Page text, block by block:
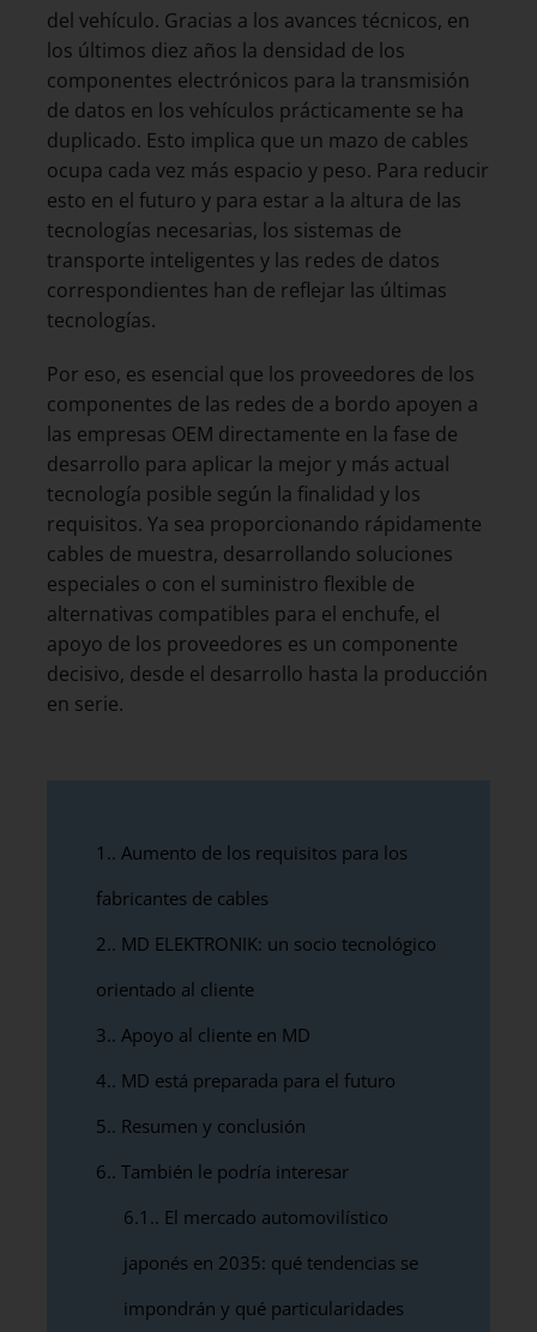
del vehículo. Gracias a los avances técnicos, en
los últimos diez años la densidad de los
componentes electrónicos para la transmisión
de datos en los vehículos prácticamente se ha
duplicado. Esto implica que un mazo de cables
ocupa cada vez más espacio y peso. Para reducir
esto en el futuro y para estar a la altura de las
tecnologías necesarias, los sistemas de
transporte inteligentes y las redes de datos
correspondientes han de reflejar las últimas
tecnologías.
Por eso, es esencial que los proveedores de los
componentes de las redes de a bordo apoyen a
las empresas OEM directamente en la fase de
desarrollo para aplicar la mejor y más actual
tecnología posible según la finalidad y los
requisitos. Ya sea proporcionando rápidamente
cables de muestra, desarrollando soluciones
especiales o con el suministro flexible de
alternativas compatibles para el enchufe, el
apoyo de los proveedores es un componente
decisivo, desde el desarrollo hasta la producción
en serie.
1. Aumento de los requisitos para los
fabricantes de cables
2. MD ELEKTRONIK: un socio tecnológico
orientado al cliente
3. Apoyo al cliente en MD
4. MD está preparada para el futuro
5. Resumen y conclusión
6. También le podría interesar
6.1. El mercado automovilístico
japonés en 2035: qué tendencias se
impondrán y qué particularidades